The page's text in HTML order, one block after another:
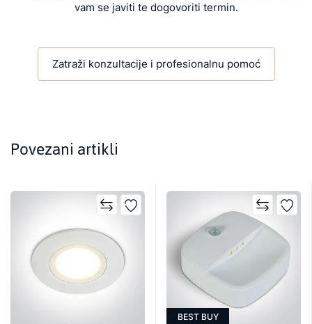
vam se javiti te dogovoriti termin.
Zatraži konzultacije i profesionalnu pomoć
Povezani artikli
BEST BUY